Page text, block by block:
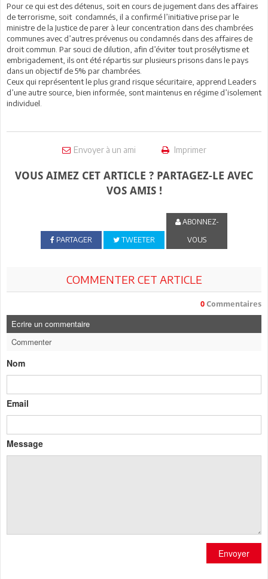
Pour ce qui est des détenus, soit en cours de jugement dans des affaires
de terrorisme, soit condamnés, il a confirmé l’initiative prise par le
ministre de la Justice de parer à leur concentration dans des chambrées
communes avec d’autres prévenus ou condamnés dans des affaires de
droit commun. Par souci de dilution, afin d’éviter tout prosélytisme et
embrigadement, ils ont été répartis sur plusieurs prisons dans le pays
dans un objectif de 5% par chambrées.
Ceux qui représentent le plus grand risque sécuritaire, apprend Leaders
d’une autre source, bien informée, sont maintenus en régime d’isolement
individuel.
Envoyer à un ami Imprimer
VOUS AIMEZ CET ARTICLE ? PARTAGEZ-LE AVEC
VOS AMIS !
PARTAGER TWEETER
ABONNEZ-
VOUS
COMMENTER CET ARTICLE
0 Commentaires
Ecrire un commentaire
Commenter
Nom
Email
Message
Envoyer